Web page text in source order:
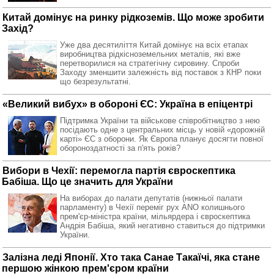
Китай домінує на ринку рідкоземів. Що може зробити
Захід?
Уже два десятиліття Китай домінує на всіх етапах
виробництва рідкісноземельних металів, які вже
перетворилися на стратегічну сировину. Спроби
Заходу зменшити залежність від поставок з КНР поки
що безрезультатні.
«Великий вибух» в обороні ЄС: Україна в епіцентрі
Підтримка України та військове співробітництво з нею
посідають одне з центральних місць у новій «дорожній
карті» ЄС з оборони. Як Європа планує досягти повної
обороноздатності за п'ять років?
Вибори в Чехії: перемогла партія євроскептика
Бабіша. Що це значить для України
На виборах до палати депутатів (нижньої палати
парламенту) в Чехії переміг рух ANO колишнього
прем'єр-міністра країни, мільярдера і євроскептика
Андрія Бабіша, який негативно ставиться до підтримки
України.
Залізна леді Японії. Хто така Санае Такаїчі, яка стане
першою жінкою прем'єром країни